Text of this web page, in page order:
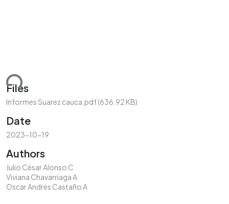
Files
Informes Suarez cauca.pdf(636.92 KB)
Date
2023-10-19
Authors
Julio César Alonso C
Viviana Chavarriaga A
Oscar Andrés Castaño A